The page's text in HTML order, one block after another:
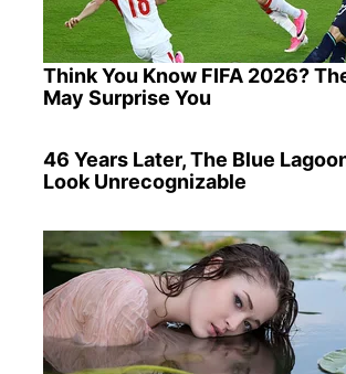
Think You Know FIFA 2026?
May Surprise You
46 Years Later, The Blue
Look Unrecognizable